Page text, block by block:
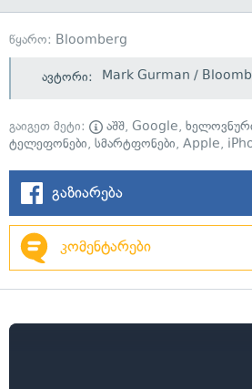
წყარო: Bloomberg
ავტორი: Mark Gurman /
გაიგეთ მეტი: აშშ, Google,
ტელეფონები, სმარტფონები, Apple,
გაზიარება
კომენტარები